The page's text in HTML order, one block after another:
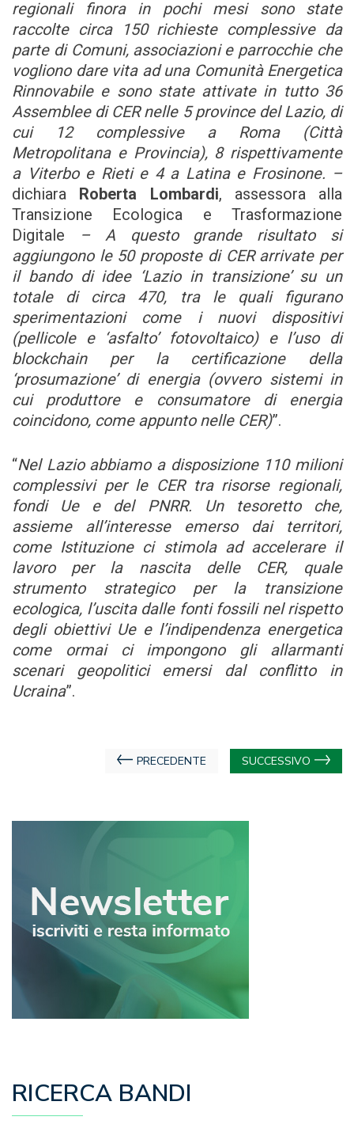
regionali finora in pochi mesi sono state
raccolte circa 150 richieste complessive da
parte di Comuni, associazioni e parrocchie che
vogliono dare vita ad una Comunità Energetica
Rinnovabile e sono state attivate in tutto 36
Assemblee di CER nelle 5 province del Lazio, di
cui 12 complessive a Roma (Città
Metropolitana e Provincia), 8 rispettivamente
a Viterbo e Rieti e 4 a Latina e Frosinone. –
dichiara
Roberta Lombardi, assessora alla
Transizione Ecologica e Trasformazione
Digitale
– A questo grande risultato si
aggiungono le 50 proposte di CER arrivate per
il bando di idee ‘Lazio in transizione’ su un
totale di circa 470, tra le quali figurano
sperimentazioni come i nuovi dispositivi
(pellicole e ‘asfalto’ fotovoltaico) e l’uso di
blockchain per la certificazione della
‘prosumazione’ di energia (ovvero sistemi in
cui produttore e consumatore di energia
coincidono, come appunto nelle CER)”.
“Nel Lazio abbiamo a disposizione 110 milioni
complessivi per le CER tra risorse regionali,
fondi Ue e del PNRR. Un tesoretto che,
assieme all’interesse emerso dai territori,
come Istituzione ci stimola ad accelerare il
lavoro per la nascita delle CER, quale
strumento strategico per la transizione
ecologica, l’uscita dalle fonti fossili nel rispetto
degli obiettivi Ue e l’indipendenza energetica
come ormai ci impongono gli allarmanti
scenari geopolitici emersi dal conflitto in
Ucraina”.
Navigazione
PRECEDENTE SUCCESSIVO
RICERCA BANDI